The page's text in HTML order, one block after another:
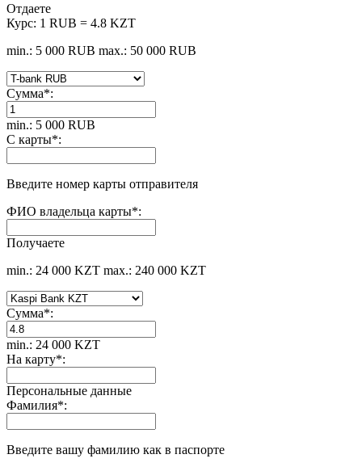
Отдаете
Курс: 1 RUB = 4.8 KZT
min.: 5 000 RUB max.: 50 000 RUB
Сумма*:
min.: 5 000 RUB
С карты*:
Введите номер карты отправителя
ФИО владельца карты*:
Получаете
min.: 24 000 KZT max.: 240 000 KZT
Сумма*:
min.: 24 000 KZT
На карту*:
Персональные данные
Фамилия*:
Введите вашу фамилию как в паспорте